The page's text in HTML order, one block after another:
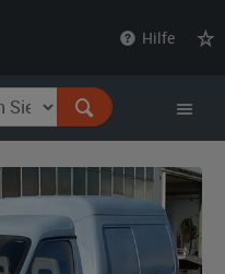
Hilfe